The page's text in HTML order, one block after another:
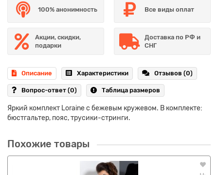
100% анонимность Все виды оплат
Акции, скидки,
подарки
Доставка по РФ и
СНГ
Описание Характеристики Отзывов (0)
Вопрос-ответ (0) Таблица размеров
Яркий комплект Loraine с бежевым кружевом. В комплекте:
бюстгальтер, пояс, трусики-стринги.
Похожие товары